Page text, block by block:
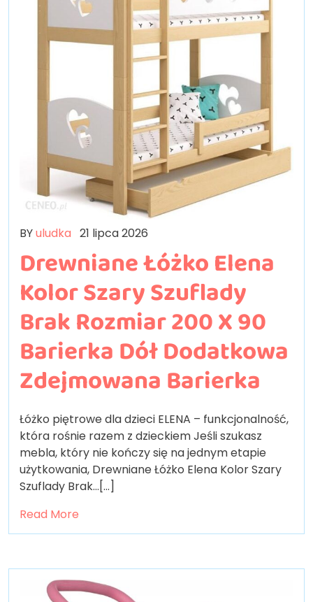
BYuludka 21 lipca 2026
Drewniane Łóżko Elena
Kolor Szary Szuflady
Brak Rozmiar 200 X 90
Barierka Dół Dodatkowa
Zdejmowana Barierka
Łóżko piętrowe dla dzieci ELENA – funkcjonalność,
która rośnie razem z dzieckiem Jeśli szukasz
mebla, który nie kończy się na jednym etapie
użytkowania, Drewniane Łóżko Elena Kolor Szary
Szuflady Brak…[...]
Read More